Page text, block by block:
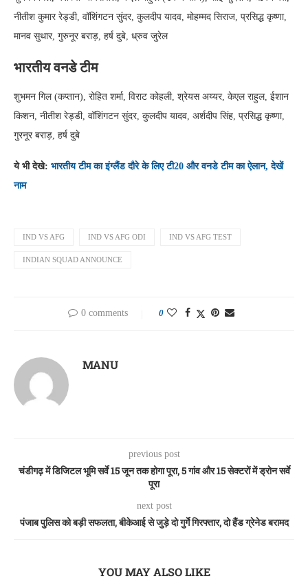
नीतीश कुमार रेड्डी, वॉशिंगटन सुंदर, कुलदीप यादव, मोहम्मद सिराज, प्रसिद्ध कृष्णा,
मानव सुथार, गुरुनूर बराड़, हर्ष दुबे, ध्रुव जुरेल
भारतीय वनडे टीम
शुभमन गिल (कप्तान), रोहित शर्मा, विराट कोहली, श्रेयस अय्यर, केएल राहुल, ईशान
किशन, नीतीश रेड्डी, वॉशिंगटन सुंदर, कुलदीप यादव, अर्शदीप सिंह, प्रसिद्ध कृष्णा,
गुरनूर बराड़, हर्ष दुबे
ये भी देखे: भारतीय टीम का इंग्लैंड दौरे के लिए टी20 और वनडे टीम का ऐलान, देखें
नाम
IND VS AFG IND VS AFG ODI IND VS AFG TEST
INDIAN SQUAD ANNOUNCE
0 comments 0
MANU
previous post
चंडीगढ़ में डिजिटल भूमि सर्वे 15 जून तक होगा पूरा, 5 गांव और 15 सेक्टरों में ड्रोन सर्वे
पूरा
next post
पंजाब पुलिस को बड़ी सफलता, बीकेआई से जुड़े दो गुर्गे गिरफ्तार, दो हैंड ग्रेनेड बरामद
YOU MAY ALSO LIKE